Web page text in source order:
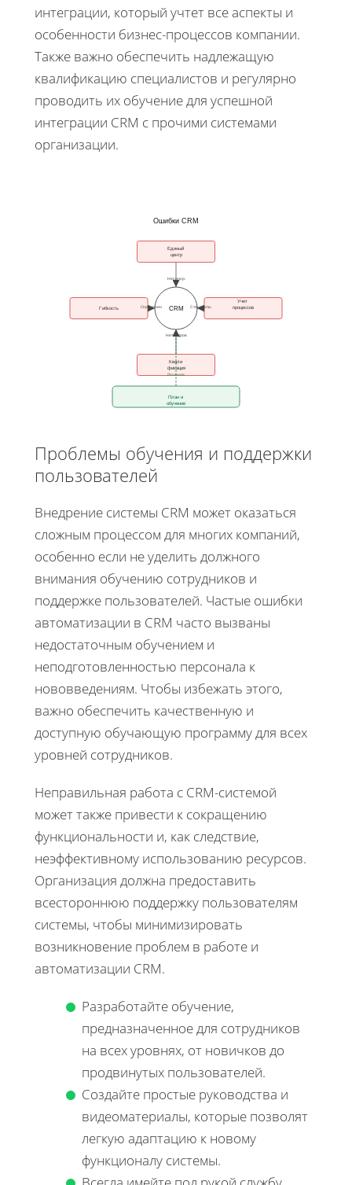
интеграции, который учтет все аспекты и
особенности бизнес-процессов компании.
Также важно обеспечить надлежащую
квалификацию специалистов и регулярно
проводить их обучение для успешной
интеграции CRM с прочими системами
организации.
Ошибки CRM
Единый
центр
Гибкость
Учет
процессов
Квали
фикация
CRM
План и
обучение
Несинхр.
Ограничен Стандарты
Нет кадров
Решение
Проблемы обучения и поддержки
пользователей
Внедрение системы CRM может оказаться
сложным процессом для многих компаний,
особенно если не уделить должного
внимания обучению сотрудников и
поддержке пользователей. Частые ошибки
автоматизации в CRM часто вызваны
недостаточным обучением и
неподготовленностью персонала к
нововведениям. Чтобы избежать этого,
важно обеспечить качественную и
доступную обучающую программу для всех
уровней сотрудников.
Неправильная работа с CRM-системой
может также привести к сокращению
функциональности и, как следствие,
неэффективному использованию ресурсов.
Организация должна предоставить
всестороннюю поддержку пользователям
системы, чтобы минимизировать
возникновение проблем в работе и
автоматизации CRM.
Разработайте обучение,
предназначенное для сотрудников
на всех уровнях, от новичков до
продвинутых пользователей.
Создайте простые руководства и
видеоматериалы, которые позволят
легкую адаптацию к новому
функционалу системы.